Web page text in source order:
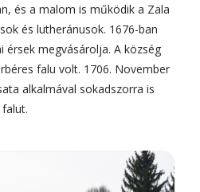
és a malom is működik a Zala
és lutheránusok. 1676-ban
érsek megvásárolja. A község
falu volt. 1706. November
alkalmával sokadszorra is